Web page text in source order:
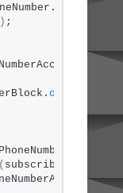
;
of
PhoneNumberAccessor
( subscriberNumbers